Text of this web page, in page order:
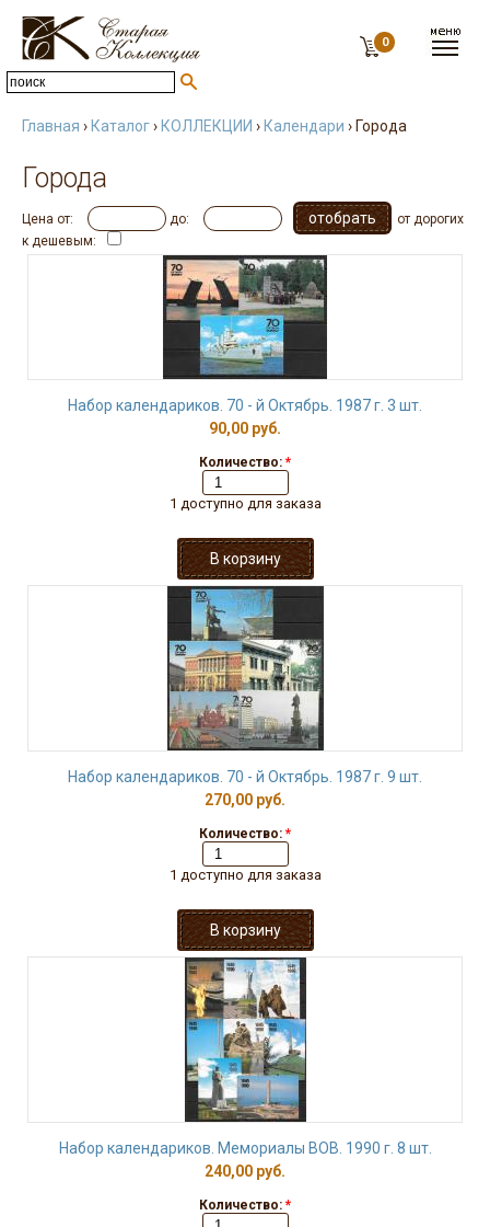
0
Главная › Каталог› КОЛЛЕКЦИИ › Календари › Города
Города
Цена от: до:
от дорогих
к дешевым:
Набор календариков. 70 - й Октябрь. 1987 г. 3 шт.
90,00 руб.
Количество: *
1 доступно для заказа
Набор календариков. 70 - й Октябрь. 1987 г. 9 шт.
270,00 руб.
Количество: *
1 доступно для заказа
Набор календариков. Мемориалы ВОВ. 1990 г. 8 шт.
240,00 руб.
Количество: *